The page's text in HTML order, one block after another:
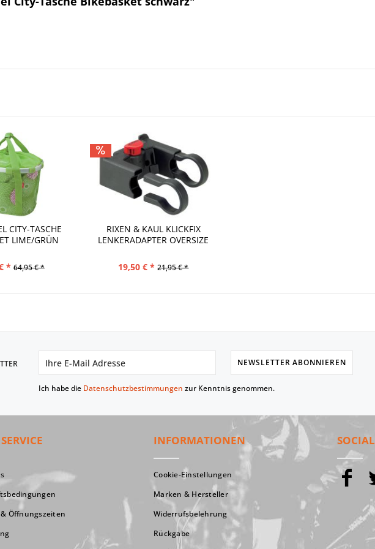
CITY-TASCHE
LIME/GRÜN
* 64,95 € *
RIXEN & KAUL KLICKFIX
LENKERADAPTER OVERSIZE
19,50 € * 21,95 € *
NEWSLETTER ABONNIEREN
Ich habe die Datenschutzbestimmungen zur Kenntnis genommen.
Öffnungszeiten
INFORMATIONEN
Cookie-Einstellungen
Marken & Hersteller
Widerrufsbelehrung
Rückgabe
SOCIAL